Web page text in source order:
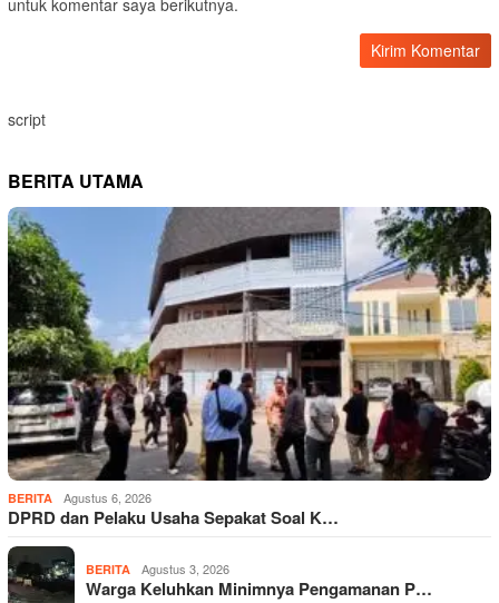
untuk komentar saya berikutnya.
script
BERITA UTAMA
BERITA Agustus 6, 2026
DPRD dan Pelaku Usaha Sepakat Soal K…
BERITA Agustus 3, 2026
Warga Keluhkan Minimnya Pengamanan P…